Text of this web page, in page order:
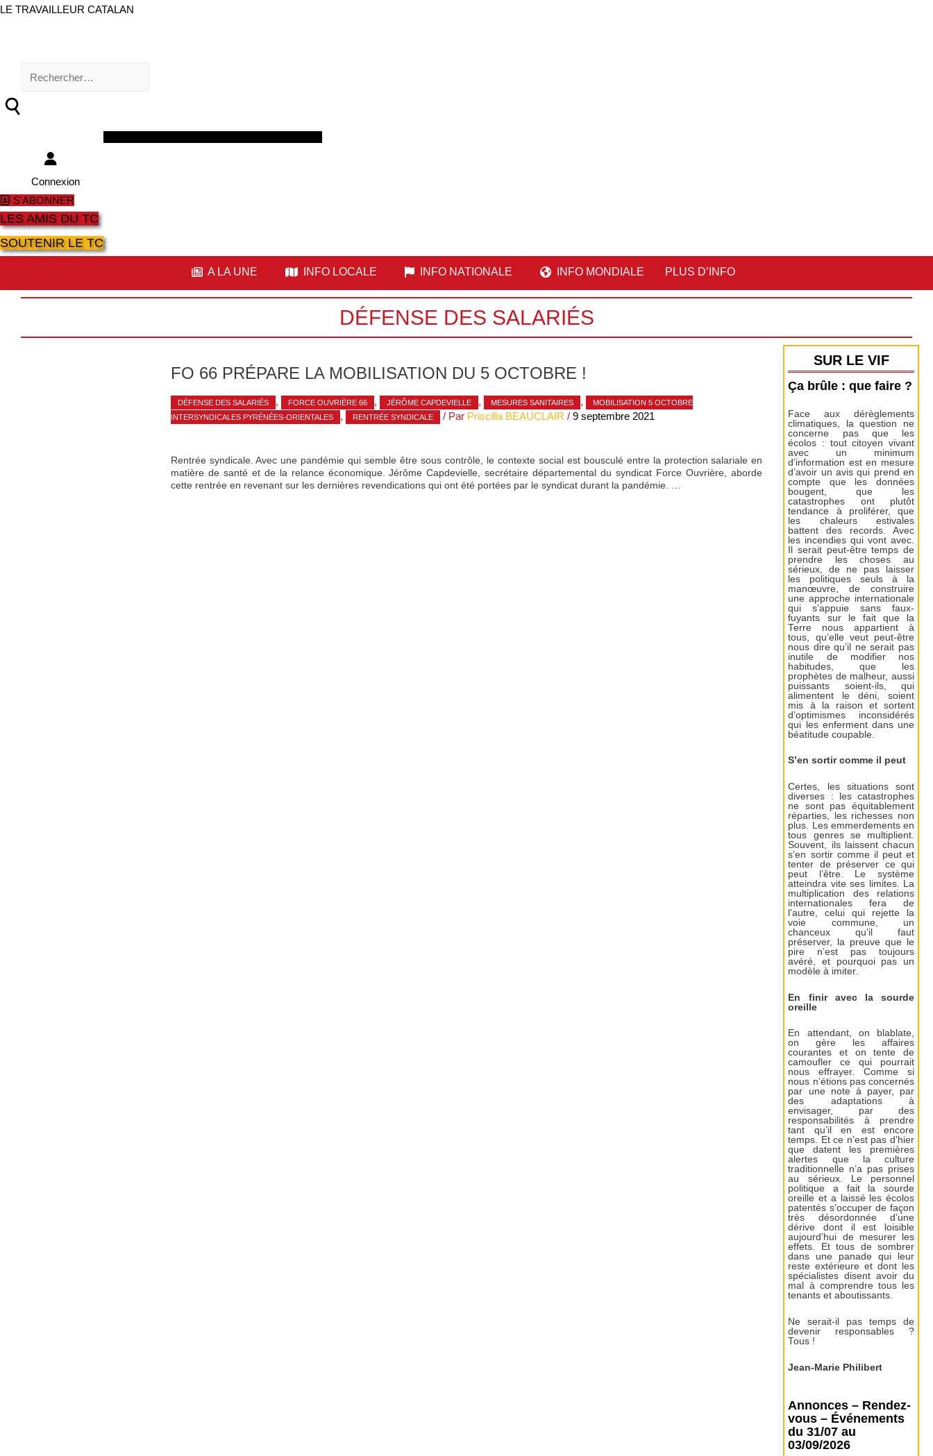
LE TRAVAILLEUR CATALAN
Rechercher :
Connexion
S'ABONNER
LES AMIS DU TC
SOUTENIR LE TC
A LA UNE INFO LOCALE INFO NATIONALE INFO MONDIALE PLUS D’INFO
DÉFENSE DES SALARIÉS
FO 66 PRÉPARE LA MOBILISATION DU 5 OCTOBRE !
DÉFENSE DES SALARIÉS , FORCE OUVRIÈRE 66 , JÉRÔME CAPDEVIELLE , MESURES SANITAIRES ,
MOBILISATION 5 OCTOBRE
INTERSYNDICALES PYRÉNÉES-ORIENTALES
, RENTRÉE SYNDICALE / Par Priscilla BEAUCLAIR / 9 septembre 2021
Rentrée syndicale. Avec une pandémie qui semble être sous contrôle, le contexte social est bousculé entre la protection salariale en
matière de santé et de la relance économique. Jérôme Capdevielle, secrétaire départemental du syndicat Force Ouvrière, aborde
cette rentrée en revenant sur les dernières revendications qui ont été portées par le syndicat durant la pandémie. …
SUR LE VIF
Ça brûle : que faire ?
Face aux dérèglements
climatiques, la question ne
concerne pas que les
écolos : tout citoyen vivant
avec un minimum
d’information est en mesure
d’avoir un avis qui prend en
compte que les données
bougent, que les
catastrophes ont plutôt
tendance à proliférer, que
les chaleurs estivales
battent des records. Avec
les incendies qui vont avec.
Il serait peut-être temps de
prendre les choses au
sérieux, de ne pas laisser
les politiques seuls à la
manœuvre, de construire
une approche internationale
qui s’appuie sans faux-
fuyants sur le fait que la
Terre nous appartient à
tous, qu’elle veut peut-être
nous dire qu’il ne serait pas
inutile de modifier nos
habitudes, que les
prophètes de malheur, aussi
puissants soient-ils, qui
alimentent le déni, soient
mis à la raison et sortent
d’optimismes inconsidérés
qui les enferment dans une
béatitude coupable.
S’en sortir comme il peut
Certes, les situations sont
diverses : les catastrophes
ne sont pas équitablement
réparties, les richesses non
plus. Les emmerdements en
tous genres se multiplient.
Souvent, ils laissent chacun
s’en sortir comme il peut et
tenter de préserver ce qui
peut l’être. Le système
atteindra vite ses limites. La
multiplication des relations
internationales fera de
l’autre, celui qui rejette la
voie commune, un
chanceux qu’il faut
préserver, la preuve que le
pire n’est pas toujours
avéré, et pourquoi pas un
modèle à imiter.
En finir avec la sourde
oreille
En attendant, on blablate,
on gère les affaires
courantes et on tente de
camoufler ce qui pourrait
nous effrayer. Comme si
nous n’étions pas concernés
par une note à payer, par
des adaptations à
envisager, par des
responsabilités à prendre
tant qu’il en est encore
temps. Et ce n’est pas d’hier
que datent les premières
alertes que la culture
traditionnelle n’a pas prises
au sérieux. Le personnel
politique a fait la sourde
oreille et a laissé les écolos
patentés s’occuper de façon
très désordonnée d’une
dérive dont il est loisible
aujourd’hui de mesurer les
effets. Et tous de sombrer
dans une panade qui leur
reste extérieure et dont les
spécialistes disent avoir du
mal à comprendre tous les
tenants et aboutissants.
Ne serait-il pas temps de
devenir responsables ?
Tous !
Jean-Marie Philibert
Annonces – Rendez-
vous – Événements
du 31/07 au
03/09/2026